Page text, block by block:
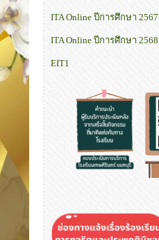
ITA Online ปีการศึกษา 2567
ITA Online ปีการศึกษา 2568
EIT1